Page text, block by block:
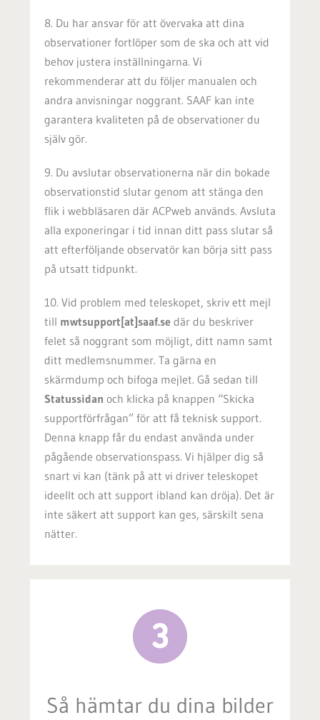
8. Du har ansvar för att övervaka att dina
observationer fortlöper som de ska och att vid
behov justera inställningarna. Vi
rekommenderar att du följer manualen och
andra anvisningar noggrant. SAAF kan inte
garantera kvaliteten på de observationer du
själv gör.
9. Du avslutar observationerna när din bokade
observationstid slutar genom att stänga den
flik i webbläsaren där ACPweb används. Avsluta
alla exponeringar i tid innan ditt pass slutar så
att efterföljande observatör kan börja sitt pass
på utsatt tidpunkt.
10. Vid problem med teleskopet, skriv ett mejl
till mwtsupport[at]saaf.se där du beskriver
felet så noggrant som möjligt, ditt namn samt
ditt medlemsnummer. Ta gärna en
skärmdump och bifoga mejlet. Gå sedan till
Statussidan och klicka på knappen “Skicka
supportförfrågan” för att få teknisk support.
Denna knapp får du endast använda under
pågående observationspass. Vi hjälper dig så
snart vi kan (tänk på att vi driver teleskopet
ideellt och att support ibland kan dröja). Det är
inte säkert att support kan ges, särskilt sena
nätter.
Så hämtar du dina bilder